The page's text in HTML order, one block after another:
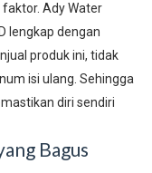
Ady Water
lengkap dengan
produk ini, tidak
isi ulang. Sehingga
diri sendiri
Bagus